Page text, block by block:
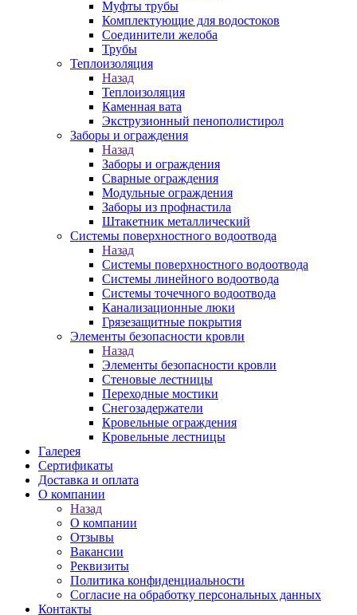
Муфты трубы
Комплектующие для водостоков
Соединители желоба
Трубы
Теплоизоляция
Назад
Теплоизоляция
Каменная вата
Экструзионный пенополистирол
Заборы и ограждения
Назад
Заборы и ограждения
Сварные ограждения
Модульные ограждения
Заборы из профнастила
Штакетник металлический
Системы поверхностного водоотвода
Назад
Системы поверхностного водоотвода
Системы линейного водоотвода
Системы точечного водоотвода
Канализационные люки
Грязезащитные покрытия
Элементы безопасности кровли
Назад
Элементы безопасности кровли
Стеновые лестницы
Переходные мостики
Снегозадержатели
Кровельные ограждения
Кровельные лестницы
Галерея
Сертификаты
Доставка и оплата
О компании
Назад
О компании
Отзывы
Вакансии
Реквизиты
Политика конфиденциальности
Согласие на обработку персональных данных
Контакты